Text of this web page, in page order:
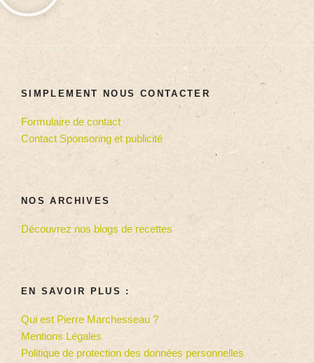
SIMPLEMENT NOUS CONTACTER
Formulaire de contact
Contact Sponsoring et publicité
NOS ARCHIVES
Découvrez nos blogs de recettes
EN SAVOIR PLUS :
Qui est Pierre Marchesseau ?
Mentions Légales
Politique de protection des données personnelles